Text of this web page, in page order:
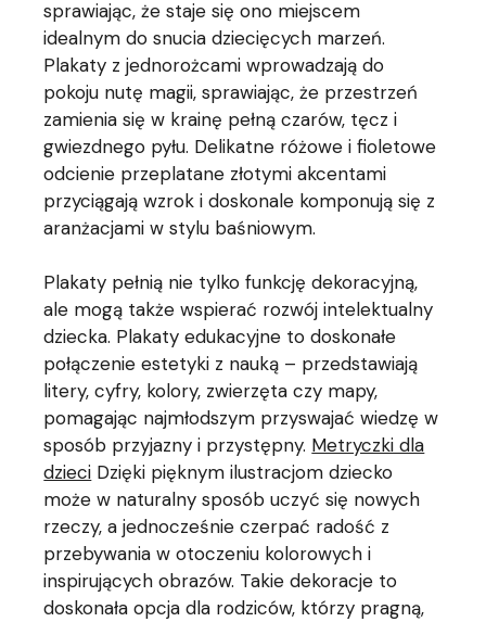
sprawiając, że staje się ono miejscem
idealnym do snucia dziecięcych marzeń.
Plakaty z jednorożcami wprowadzają do
pokoju nutę magii, sprawiając, że przestrzeń
zamienia się w krainę pełną czarów, tęcz i
gwiezdnego pyłu. Delikatne różowe i fioletowe
odcienie przeplatane złotymi akcentami
przyciągają wzrok i doskonale komponują się z
aranżacjami w stylu baśniowym.
Plakaty pełnią nie tylko funkcję dekoracyjną,
ale mogą także wspierać rozwój intelektualny
dziecka. Plakaty edukacyjne to doskonałe
połączenie estetyki z nauką – przedstawiają
litery, cyfry, kolory, zwierzęta czy mapy,
pomagając najmłodszym przyswajać wiedzę w
sposób przyjazny i przystępny. Metryczki dla
dzieci Dzięki pięknym ilustracjom dziecko
może w naturalny sposób uczyć się nowych
rzeczy, a jednocześnie czerpać radość z
przebywania w otoczeniu kolorowych i
inspirujących obrazów. Takie dekoracje to
doskonała opcja dla rodziców, którzy pragną,